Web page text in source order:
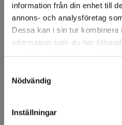
information från din enhet till
annons- och analysföretag
Dessa kan i sin tur kombinera
information som du har
Nödvändig
Inställningar
KA Öljett Mässing